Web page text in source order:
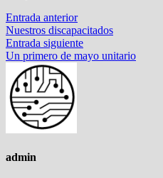
Navegación
de
entradas
Entrada anteriorEntrada
anterior:
Nuestros discapacitados
Entrada siguienteEntrada
siguiente:
Un primero de mayo unitario
admin